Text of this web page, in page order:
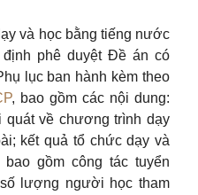
và học bằng tiếng nước
phê duyệt Đề án có
lục ban hành kèm theo
, bao gồm các nội dung:
về chương trình dạy
kết quả tổ chức dạy và
gồm công tác tuyển
lượng người học tham